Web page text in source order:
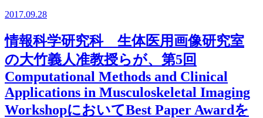
2017.09.28
情報科学研究科 生体医用画像研究室
の大竹義人准教授らが、第5回
Computational Methods and Clinical
Applications in Musculoskeletal Imaging
WorkshopにおいてBest Paper Awardを